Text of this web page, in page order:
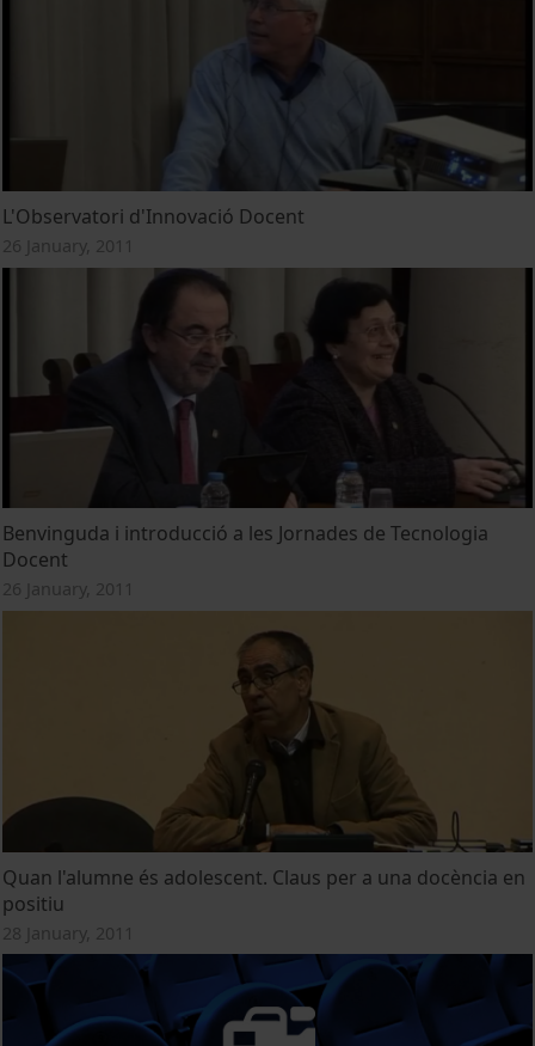
L'Observatori d'Innovació Docent
26 January, 2011
Benvinguda i introducció a les Jornades de Tecnologia
Docent
26 January, 2011
Quan l'alumne és adolescent. Claus per a una docència en
positiu
28 January, 2011